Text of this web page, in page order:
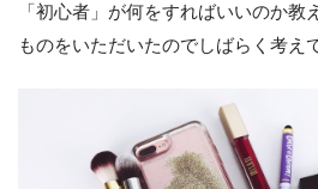
「初心者」が何をすればいいのか教
ものをいただいたのでしばらく考え